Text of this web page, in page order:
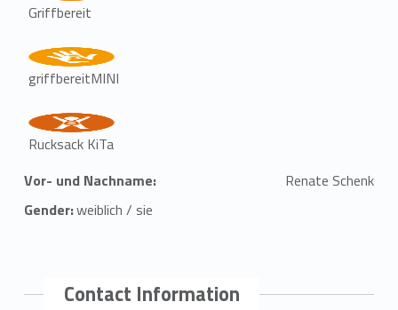
Griffbereit
griffbereitMINI
Rucksack KiTa
Vor- und Nachname:
Renate Schenk
Gender:weiblich / sie
Contact Information